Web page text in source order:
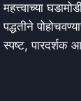
महत्त्वाच्या
पद्धतीने
स्पष्ट, पारदर्शक